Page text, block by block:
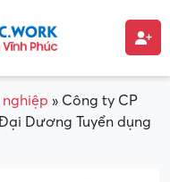
» Công ty CP
Dương Tuyển dụng